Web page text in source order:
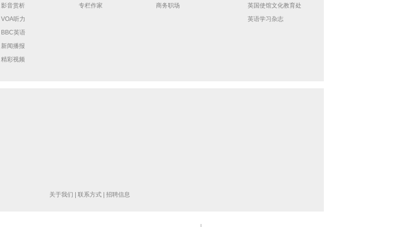
影音赏析
VOA听力
BBC英语
新闻播报
精彩视频
专栏作家
商务职场
英国使馆文化教育处
英语学习杂志
关于我们 | 联系方式 | 招聘信息